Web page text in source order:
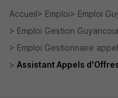
Accueil Emploi
Emploi
Emploi Gestion
Emploi Gestionnaire
Assistant Appels